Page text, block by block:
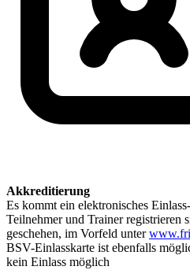
Akkreditierung
Es kommt ein elektronisches
Teilnehmer und Trainer registrieren
geschehen, im Vorfeld unter
BSV-Einlasskarte ist ebenfalls
kein Einlass möglich